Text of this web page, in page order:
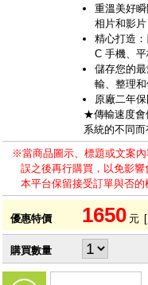
重溫美好
相片和影片
精心打造
C 手機、
儲存您的
輸、整理
原廠二年保
★傳輸速度會
系統的不同
※當商品圖示、標題或文案
誤之後再行購買，以免影響
本平台保留接受訂單與否的
優惠特價 1650 元 [
購買數量